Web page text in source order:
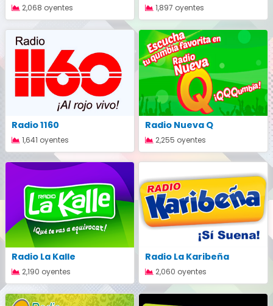
2,068 oyentes 1,897 oyentes
Radio 1160
1,641 oyentes
Radio Nueva Q
2,255 oyentes
Radio La Kalle
2,190 oyentes
Radio La Karibeña
2,060 oyentes